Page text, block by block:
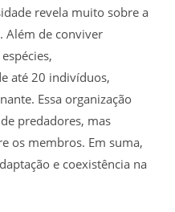
revela muito sobre a
Além de conviver
até 20 indivíduos,
Essa organização
predadores, mas
os membros. Em suma,
e coexistência na